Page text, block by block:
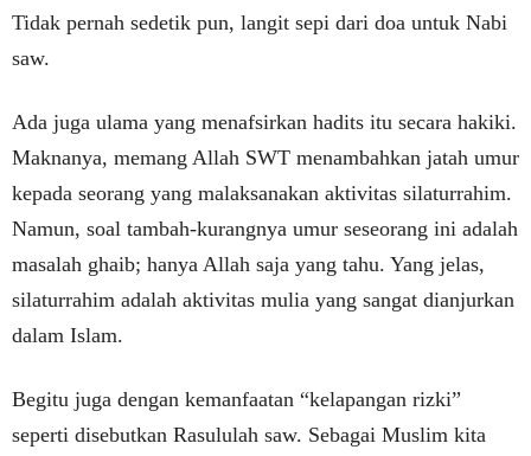
Tidak pernah sedetik pun, langit sepi dari doa untuk Nabi
saw.
Ada juga ulama yang menafsirkan hadits itu secara hakiki.
Maknanya, memang Allah SWT menambahkan jatah umur
kepada seorang yang malaksanakan aktivitas silaturrahim.
Namun, soal tambah-kurangnya umur seseorang ini adalah
masalah ghaib; hanya Allah saja yang tahu. Yang jelas,
silaturrahim adalah aktivitas mulia yang sangat dianjurkan
dalam Islam.
Begitu juga dengan kemanfaatan “kelapangan rizki”
seperti disebutkan Rasululah saw. Sebagai Muslim kita